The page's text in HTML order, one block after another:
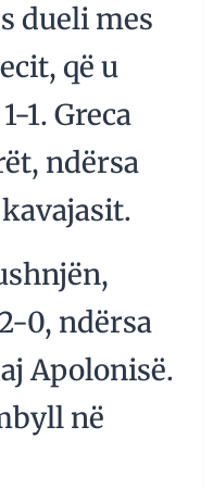
dueli mes
që u
1. Greca
ndërsa
0, ndërsa
Apolonisë.
në